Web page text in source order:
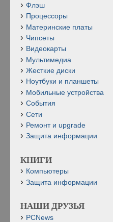
Флэш
Процессоры
Материнские платы
Чипсеты
Видеокарты
Мультимедиа
Жесткие диски
Ноутбуки и планшеты
Мобильные устройства
События
Сети
Ремонт и upgrade
Защита информации
КНИГИ
Компьютеры
Защита информации
НАШИ ДРУЗЬЯ
PCNews